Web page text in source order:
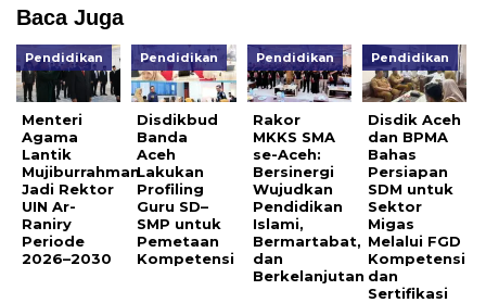
Baca Juga
Pendidikan
Menteri
Agama
Lantik
Mujiburrahman
Jadi Rektor
UIN Ar-
Raniry
Periode
2026–2030
Pendidikan
Disdikbud
Banda
Aceh
Lakukan
Profiling
Guru SD–
SMP untuk
Pemetaan
Kompetensi
Pendidikan
Rakor
MKKS SMA
se-Aceh:
Bersinergi
Wujudkan
Pendidikan
Islami,
Bermartabat,
dan
Berkelanjutan
Pendidikan
Disdik Aceh
dan BPMA
Bahas
Persiapan
SDM untuk
Sektor
Migas
Melalui FGD
Kompetensi
dan
Sertifikasi